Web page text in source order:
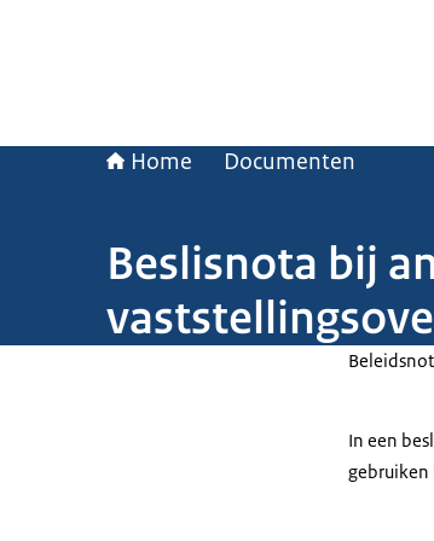
Home Documenten
Beslisnota bij
In een
gebruiken